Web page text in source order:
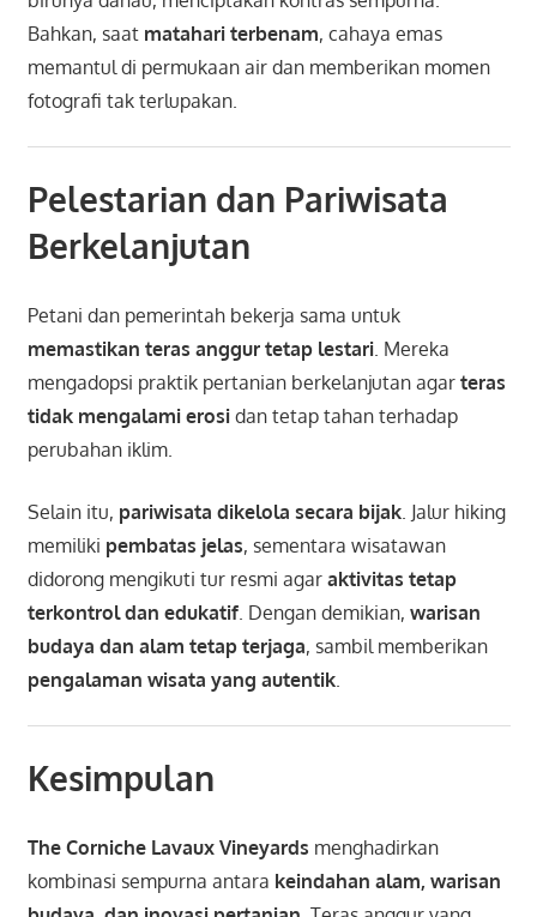
Bahkan, saat matahari terbenam, cahaya emas
memantul di permukaan air dan memberikan momen
fotografi tak terlupakan.
Pelestarian dan Pariwisata
Berkelanjutan
Petani dan pemerintah bekerja sama untuk
memastikan teras anggur tetap lestari. Mereka
mengadopsi praktik pertanian berkelanjutan agar teras
tidak mengalami erosidan tetap tahan terhadap
perubahan iklim.
Selain itu, pariwisata dikelola secara bijak. Jalur hiking
memiliki pembatas jelas, sementara wisatawan
didorong mengikuti tur resmi agar aktivitas tetap
terkontrol dan edukatif. Dengan demikian, warisan
budaya dan alam tetap terjaga, sambil memberikan
pengalaman wisata yang autentik.
Kesimpulan
The Corniche Lavaux Vineyards menghadirkan
kombinasi sempurna antara keindahan alam, warisan